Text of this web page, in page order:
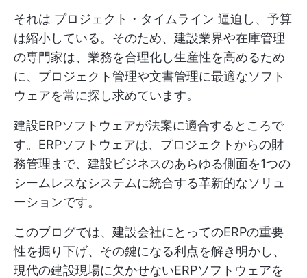
それは プロジェクト・タイムライン 逼迫し、予算
は縮小している。そのため、建設業界や在庫管理
の専門家は、業務を合理化し生産性を高めるため
に、プロジェクト管理や文書管理に最適なソフト
ウェアを常に探し求めています。
建設ERPソフトウェアが法案に適合するところで
す。ERPソフトウェアは、プロジェクトからの財
務管理まで、建設ビジネスのあらゆる側面を1つの
シームレスなシステムに統合する革新的なソリュ
ーションです。
このブログでは、建設会社にとってのERPの重要
性を掘り下げ、その鍵になる利点を解き明かし、
現代の建設現場に欠かせないERPソフトウェアを